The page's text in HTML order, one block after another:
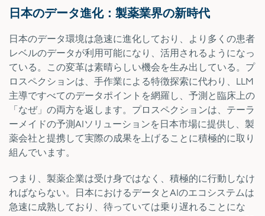
日本のデータ進化：製薬業界の新時代
日本のデータ環境は急速に進化しており、より多くの患者
レベルのデータが利用可能になり、活用されるようになっ
ている。この変革は素晴らしい機会を生み出している。プ
ロスペクションは、手作業による特徴探索に代わり、LLM
主導ですべてのデータポイントを網羅し、予測と臨床上の
「なぜ」の両方を返します。プロスペクションは、テーラ
ーメイドの予測AIソリューションを日本市場に提供し、製
薬会社と提携して実際の成果を上げることに積極的に取り
組んでいます。
つまり、製薬企業は受け身ではなく、積極的に行動しなけ
ればならない。日本におけるデータとAIのエコシステムは
急速に成熟しており、待っていては乗り遅れることにな